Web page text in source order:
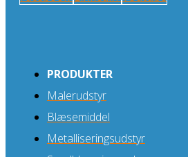
PRODUKTER
Malerudstyr
Blæsemiddel
Metalliseringsudstyr